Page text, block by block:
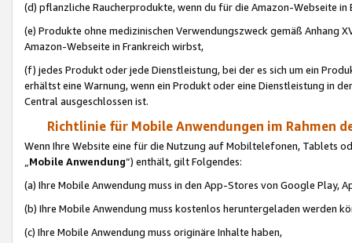
(d) pflanzliche Raucherprodukte, wenn du für die Amazon-Webseite in
(e) Produkte ohne medizinischen Verwendungszweck gemäß Anhang
Amazon-Webseite in Frankreich wirbst,
(f) jedes Produkt oder jede Dienstleistung, bei der es sich um ein
erhältst eine Warnung, wenn ein Produkt oder eine Dienstleistung in
Central ausgeschlossen ist.
Richtlinie für Mobile Anwendungen im Rahmen
Wenn Ihre Website eine für die Nutzung auf Mobiltelefonen, Tablets
„Mobile Anwendung“) enthält, gilt Folgendes:
(a) Ihre Mobile Anwendung muss in den App-Stores von Google Play,
(b) Ihre Mobile Anwendung muss kostenlos heruntergeladen werden
(c) Ihre Mobile Anwendung muss originäre Inhalte haben,